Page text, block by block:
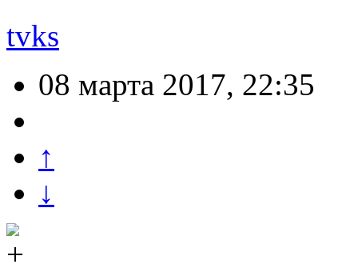
tvks
08 марта 2017, 22:35
↑
↓